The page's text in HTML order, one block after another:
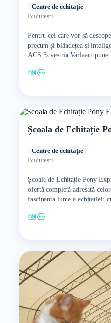
Centre de echitație
București
Pentru cei care vor să
precum și blândețea și
ACS Ecvestria Varlaam
Școala de Echitație
Centre de echitație
București
Școala de Echitație Pony
ofertă completă adresată
fascinanta lume a echitației: